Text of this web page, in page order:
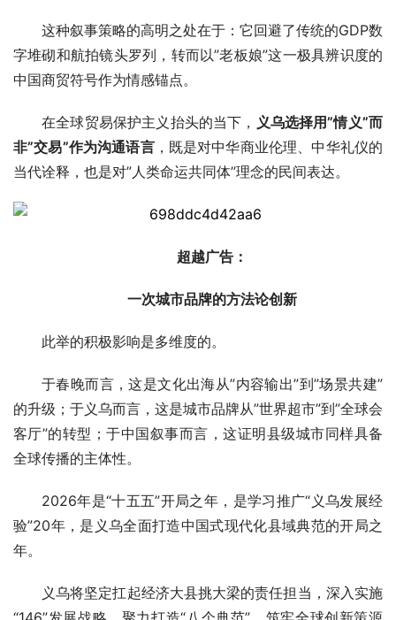
这种叙事策略的高明之处在于：它回避了传统的GDP数
字堆砌和航拍镜头罗列，转而以”老板娘”这一极具辨识度的
中国商贸符号作为情感锚点。
在全球贸易保护主义抬头的当下， 义乌选择用”情义”而
非”交易”作为沟通语言，既是对中华商业伦理、中华礼仪的
当代诠释，也是对”人类命运共同体”理念的民间表达。
超越广告：
一次城市品牌的方法论创新
此举的积极影响是多维度的。
于春晚而言，这是文化出海从”内容输出”到”场景共建”
的升级；于义乌而言，这是城市品牌从”世界超市”到”全球会
客厅”的转型；于中国叙事而言，这证明县级城市同样具备
全球传播的主体性。
2026年是“十五五”开局之年，是学习推广“义乌发展经
验”20年，是义乌全面打造中国式现代化县域典范的开局之
年。
义乌将坚定扛起经济大县挑大梁的责任担当，深入实施